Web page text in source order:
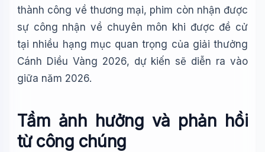
thành công về thương mại, phim còn nhận được
sự công nhận về chuyên môn khi được đề cử
tại nhiều hạng mục quan trọng của giải thưởng
Cánh Diều Vàng 2026, dự kiến sẽ diễn ra vào
giữa năm 2026.
Tầm ảnh hưởng và phản hồi
từ công chúng